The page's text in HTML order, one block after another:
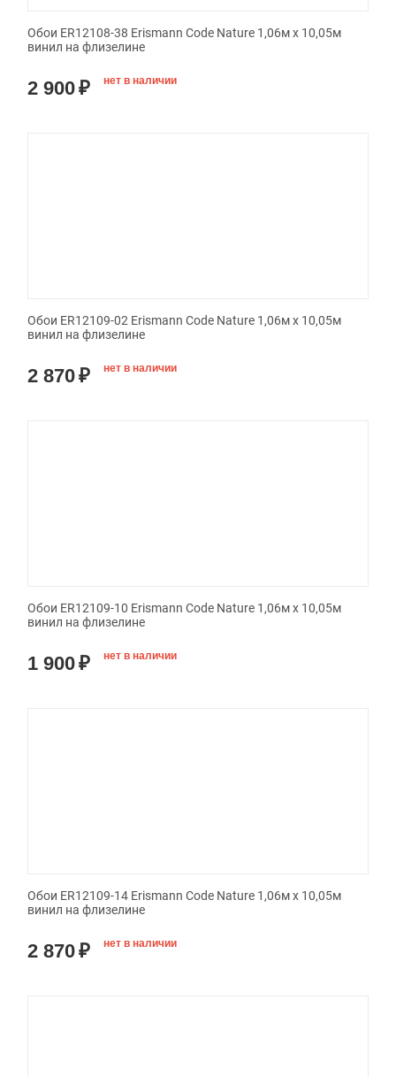
Обои ER12108-38 Erismann Code Nature 1,06м х 10,05м
винил на флизелине
2 900₽ нет в наличии
Обои ER12109-02 Erismann Code Nature 1,06м х 10,05м
винил на флизелине
2 870₽ нет в наличии
Обои ER12109-10 Erismann Code Nature 1,06м х 10,05м
винил на флизелине
1 900₽ нет в наличии
Обои ER12109-14 Erismann Code Nature 1,06м х 10,05м
винил на флизелине
2 870₽ нет в наличии